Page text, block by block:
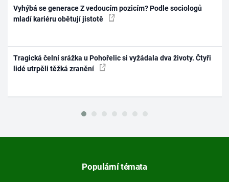
Vyhýbá se generace Z vedoucím pozicím? Podle sociologů
mladí kariéru obětují jistotě
Tragická čelní srážka u Pohořelic si vyžádala dva životy. Čtyři
lidé utrpěli těžká zranění
Populární témata